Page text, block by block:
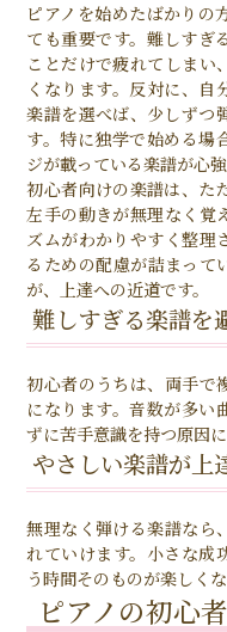
ピアノを始めたばかりの
ても重要です。難しすぎ
ことだけで疲れてしまい
くなります。反対に、自
楽譜を選べば、少しずつ
す。特に独学で始める場
ジが載っている楽譜が心
初心者向けの楽譜は、た
左手の動きが無理なく覚
ズムがわかりやすく整理
るための配慮が詰まって
が、上達への近道です。
難しすぎる楽譜を
初心者のうちは、両手で
になります。音数が多い
ずに苦手意識を持つ原因に
やさしい楽譜が上
無理なく弾ける楽譜なら
れていけます。小さな成
う時間そのものが楽しくな
ピアノの初心